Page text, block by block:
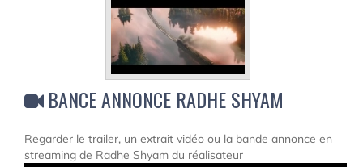
BANCE ANNONCE RADHE SHYAM
Regarder le trailer, un extrait vidéo ou la bande annonce en
streaming de Radhe Shyam du réalisateur